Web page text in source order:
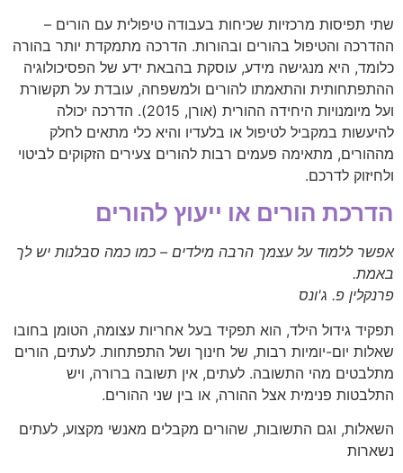
שתי תפיסות מרכזיות שכיחות בעבודה טיפולית עם הורים –
ההדרכה והטיפול בהורים ובהורות. הדרכה מתמקדת יותר בהורה
כלומד, היא מנגישה מידע, עוסקת בהבאת ידע של הפסיכולוגיה
ההתפתחותית והתאמתו להורים ולמשפחה, עובדת על תקשורת
ועל מיומנויות היחידה ההורית (אורן, 2015). הדרכה יכולה
להיעשות במקביל לטיפול או בלעדיו והיא כלי מתאים לחלק
מההורים, מתאימה פעמים רבות להורים צעירים הזקוקים לביטוי
ולחיזוק לדרכם.
הדרכת הורים או ייעוץ להורים
אפשר ללמוד על עצמך הרבה מילדים – כמו כמה סבלנות יש לך
באמת.
פרנקלין פ. ג'ונס
תפקיד גידול הילד, הוא תפקיד בעל אחריות עצומה, הטומן בחובו
שאלות יום-יומיות רבות, של חינוך ושל התפתחות. לעתים, הורים
מתלבטים מהי התשובה. לעתים, אין תשובה ברורה, ויש
התלבטות פנימית אצל ההורה, או בין שני ההורים.
השאלות, וגם התשובות, שהורים מקבלים מאנשי מקצוע, לעתים
נשארות